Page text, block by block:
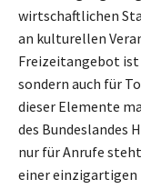
wirtschaftlichen
an kulturellen
Freizeitangebot ist
sondern auch für
dieser Elemente
des Bundeslandes
nur für Anrufe
einer einzigartigen